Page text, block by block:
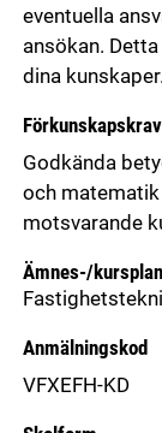
eventuella
ansökan.
dina kunskaper.
Förkunskapskrav
Godkända
och matematik
motsvarande
Ämnes-/kursplan
Anmälningskod
VFXEFH-KD